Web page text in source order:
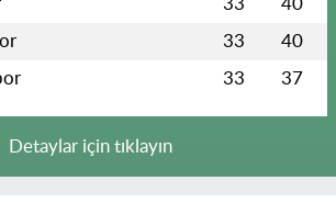
33 40
33 40
33 37
Detaylar için tıklayın